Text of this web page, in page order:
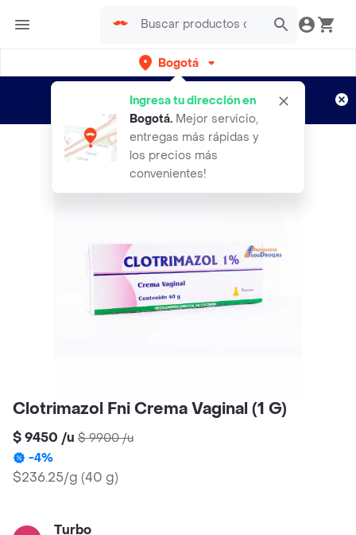
Bogotá
Ingresa tu dirección en
Bogotá. Mejor servicio,
entregas más rápidas y
los precios más
convenientes!
envíos gratis por semanas
Aplican TyC
Clotrimazol Fni Crema Vaginal (1 G)
$ 9450 /u $ 9900/u
-4%
$236.25/g (40 g)
Turbo